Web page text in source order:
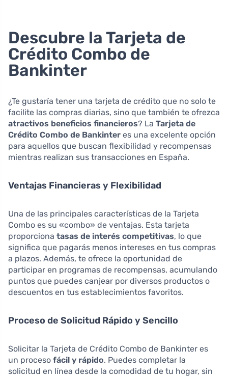
Descubre la Tarjeta de
Crédito Combo de
Bankinter
¿Te gustaría tener una tarjeta de crédito que no solo te
facilite las compras diarias, sino que también te ofrezca
atractivos beneficios financieros? La Tarjeta de
Crédito Combo de Bankinter es una excelente opción
para aquellos que buscan flexibilidad y recompensas
mientras realizan sus transacciones en España.
Ventajas Financieras y Flexibilidad
Una de las principales características de la Tarjeta
Combo es su «combo» de ventajas. Esta tarjeta
proporciona tasas de interés competitivas, lo que
significa que pagarás menos intereses en tus compras
a plazos. Además, te ofrece la oportunidad de
participar en programas de recompensas, acumulando
puntos que puedes canjear por diversos productos o
descuentos en tus establecimientos favoritos.
Proceso de Solicitud Rápido y Sencillo
Solicitar la Tarjeta de Crédito Combo de Bankinter es
un proceso fácil y rápido. Puedes completar la
solicitud en línea desde la comodidad de tu hogar, sin